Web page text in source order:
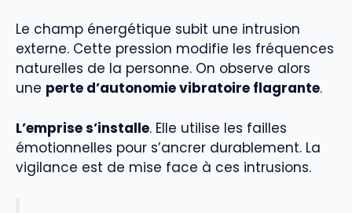
Le champ énergétique subit une intrusion
externe. Cette pression modifie les fréquences
naturelles de la personne. On observe alors
une perte d’autonomie vibratoire flagrante.
L’emprise s’installe. Elle utilise les failles
émotionnelles pour s’ancrer durablement. La
vigilance est de mise face à ces intrusions.